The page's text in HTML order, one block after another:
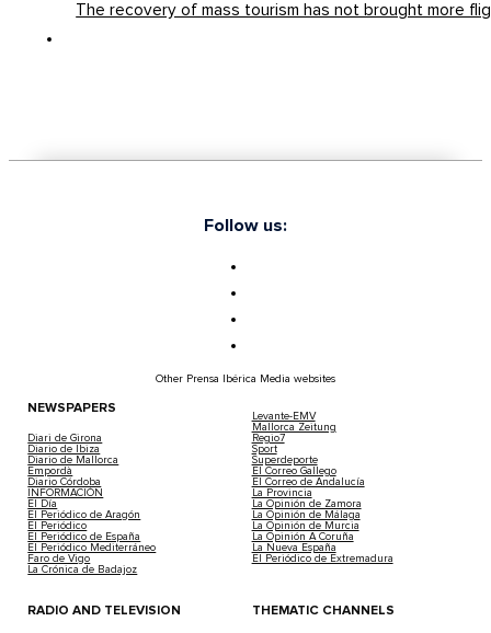
The recovery of mass tourism has not brought more
Follow us:
Other Prensa Ibérica Media websites
NEWSPAPERS
Diari de Girona
Diario de Ibiza
Diario de Mallorca
Empordà
Diario Córdoba
INFORMACIÓN
El Día
El Periódico de Aragón
El Periódico
El Periódico de España
El Periódico Mediterráneo
Faro de Vigo
La Crónica de Badajoz
Levante-EMV
Mallorca Zeitung
Regio7
Sport
Superdeporte
El Correo Gallego
El Correo de Andalucía
La Provincia
La Opinión de Zamora
La Opinión de Málaga
La Opinión de Murcia
La Opinión A Coruña
La Nueva España
El Periódico de Extremadura
RADIO AND TELEVISION THEMATIC CHANNELS